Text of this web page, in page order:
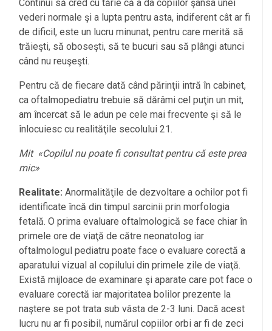
Continui să cred cu tărie că a da copiilor şansa unei
vederi normale şi a lupta pentru asta, indiferent cât ar fi
de dificil, este un lucru minunat, pentru care merită să
trăieşti, să oboseşti, să te bucuri sau să plângi atunci
când nu reuşeşti.
Pentru că de fiecare dată când părinţii intră în cabinet,
ca oftalmopediatru trebuie să dărâmi cel puţin un mit,
am încercat să le adun pe cele mai frecvente şi să le
înlocuiesc cu realităţile secolului 21.
Mit «Copilul nu poate fi consultat pentru că este prea
mic»
Realitate: Anormalităţile de dezvoltare a ochilor pot fi
identificate încă din timpul sarcinii prin morfologia
fetală. O prima evaluare oftalmologică se face chiar în
primele ore de viaţă de către neonatolog iar
oftalmologul pediatru poate face o evaluare corectă a
aparatului vizual al copilului din primele zile de viaţă.
Există mijloace de examinare şi aparate care pot face o
evaluare corectă iar majoritatea bolilor prezente la
naştere se pot trata sub vâsta de 2-3 luni. Dacă acest
lucru nu ar fi posibil, numărul copiilor orbi ar fi de zeci